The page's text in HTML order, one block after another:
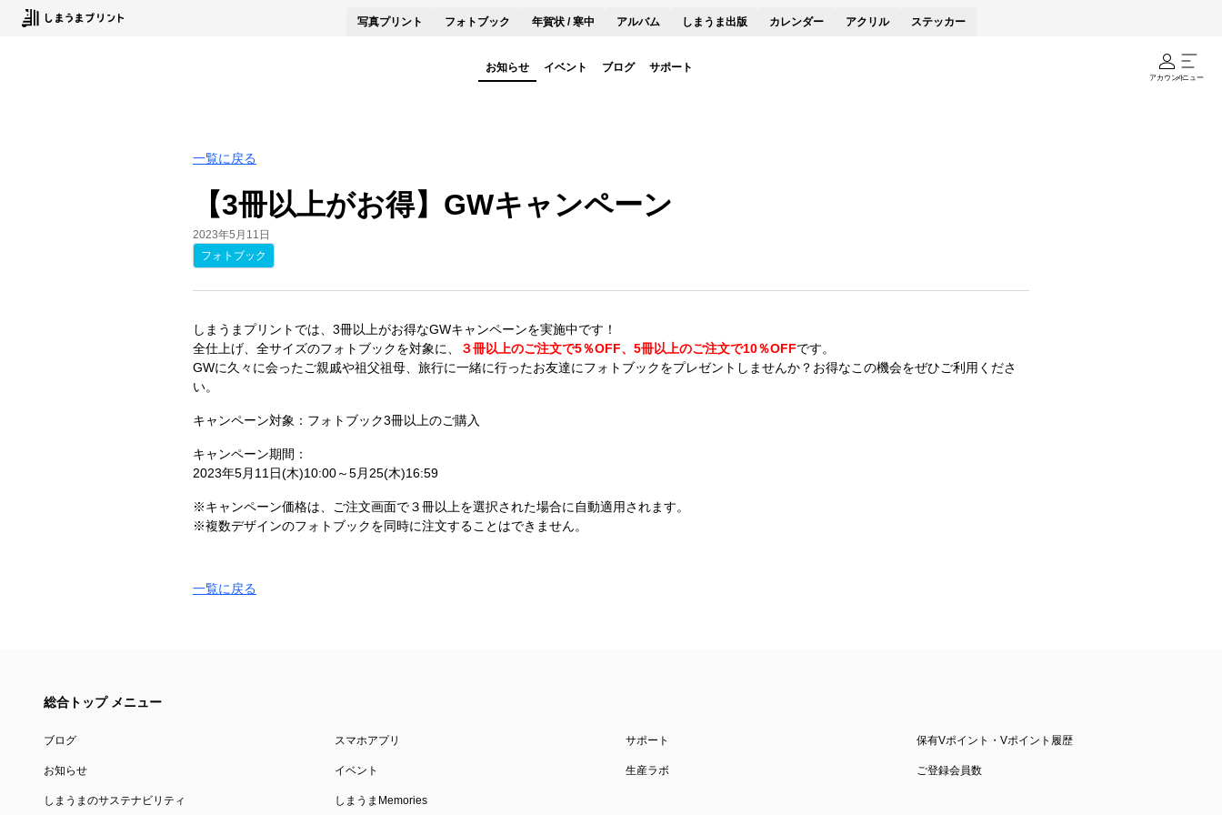
写真プリント フォトブック 年賀状 / 寒中 アルバム しまうま出版 カレンダー アクリル ステッカー
お知らせ イベント ブログ サポート
アカウントメニュー
一覧に戻る
【3冊以上がお得】GWキャンペーン
2023年5月11日
フォトブック
しまうまプリントでは、3冊以上がお得なGWキャンペーンを実施中です！
全仕上げ、全サイズのフォトブックを対象に、
３冊以上のご注文で5％OFF、5冊以上のご注文で10％OFFです。
GWに久々に会ったご親戚や祖父祖母、旅行に一緒に行ったお友達にフォトブックをプレゼントしませんか？お得なこの機会をぜひご利用くださ
い。
キャンペーン対象：フォトブック3冊以上のご購入
キャンペーン期間：
2023年5月11日(木)10:00～5月25(木)16:59
※キャンペーン価格は、ご注文画面で３冊以上を選択された場合に自動適用されます。
※複数デザインのフォトブックを同時に注文することはできません。
一覧に戻る
総合トップ メニュー
ブログ スマホアプリ サポート 保有Vポイント・Vポイント履歴
お知らせ イベント 生産ラボ ご登録会員数
しまうまのサステナビリティ しまうまMemories